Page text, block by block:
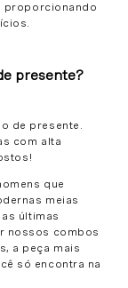
proporcionando
presente?
de presente.
com alta
que
meias
últimas
nossos combos
a peça mais
só encontra na